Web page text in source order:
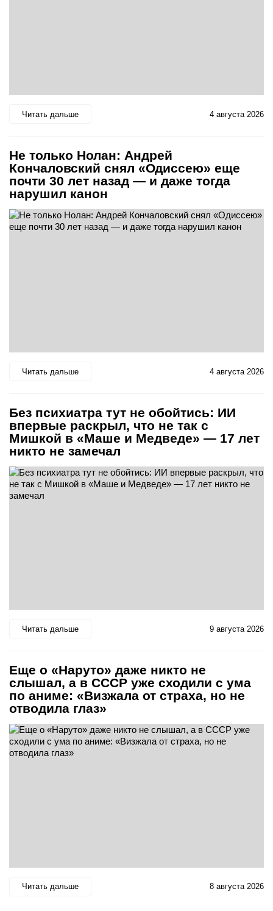
Читать дальше 4 августа 2026
Не только Нолан: Андрей
Кончаловский снял «Одиссею» еще
почти 30 лет назад — и даже тогда
нарушил канон
Читать дальше 4 августа 2026
Без психиатра тут не обойтись: ИИ
впервые раскрыл, что не так с
Мишкой в «Маше и Медведе» — 17 лет
никто не замечал
Читать дальше 9 августа 2026
Еще о «Наруто» даже никто не
слышал, а в СССР уже сходили с ума
по аниме: «Визжала от страха, но не
отводила глаз»
Читать дальше 8 августа 2026